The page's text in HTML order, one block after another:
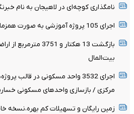
نامگذاری کوچه‌ای در لاهیجان به نام
اجرای 105 پروژه آموزشی به صورت همزمان در استان مرکزی
بازگشت 13 هکتار و
بیت‌المال
اجرای 3532 واحد مسکونی در
مرکزی / بازسازی واحدهای مسکونی
زمین رایگان و تسهیلات کم بهره،نسخه